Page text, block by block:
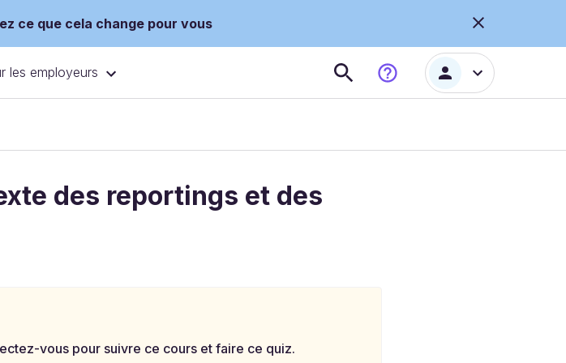
ce que cela change pour vous
les employeurs
des reportings et des
vous pour suivre ce cours et faire ce quiz.